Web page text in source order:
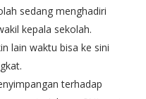
sedang menghadiri
kepala sekolah.
lain waktu bisa ke sini
terhadap